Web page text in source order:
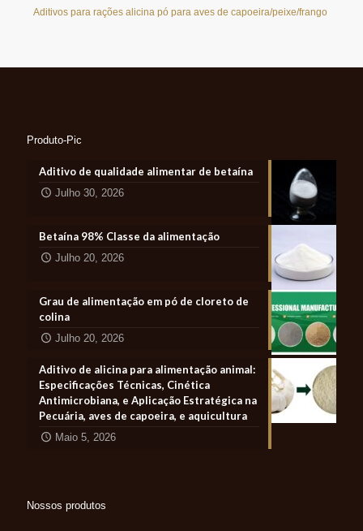
Aditivos para rações alicina pó para aves de capoeira/peixe/frango
Produto-Pic
Aditivo de qualidade alimentar de betaína
Julho 30, 2026
Betaína 98% Classe da alimentação
Julho 20, 2026
Grau de alimentação em pó de cloreto de
colina
Julho 20, 2026
Aditivo de alicina para alimentação animal:
Especificações Técnicas, Cinética
Antimicrobiana, e Aplicação Estratégica na
Pecuária, aves de capoeira, e aquicultura
Maio 5, 2026
Nossos produtos